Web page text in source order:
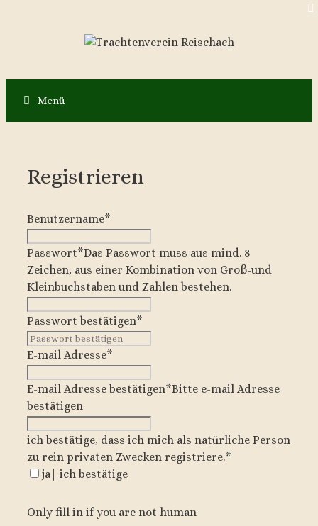
Menü
Registrieren
Benutzername*
Passwort*Das Passwort muss aus mind. 8
Zeichen, aus einer Kombination von Groß-und
Kleinbuchstaben und Zahlen bestehen.
Passwort bestätigen*
E-mail Adresse*
E-mail Adresse bestätigen*Bitte e-mail Adresse
bestätigen
ich bestätige, dass ich mich als natürliche Person
zu rein privaten Zwecken registriere.*
ja| ich bestätige
Only fill in if you are not human